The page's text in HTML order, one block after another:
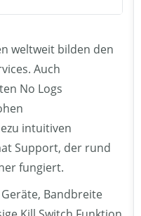
weltweit bilden den
Auch
No Logs
intuitiven
Support, der rund
fungiert.
Bandbreite